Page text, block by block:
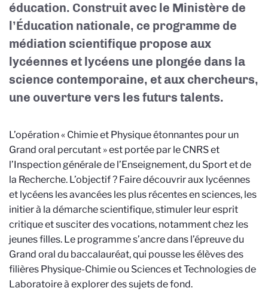
éducation. Construit avec le Ministère de
l’Éducation nationale, ce programme de
médiation scientifique propose aux
lycéennes et lycéens une plongée dans la
science contemporaine, et aux chercheurs,
une ouverture vers les futurs talents.
L’opération « Chimie et Physique étonnantes pour un
Grand oral percutant » est portée par le CNRS et
l’Inspection générale de l’Enseignement, du Sport et de
la Recherche. L’objectif ? Faire découvrir aux lycéennes
et lycéens les avancées les plus récentes en sciences, les
initier à la démarche scientifique, stimuler leur esprit
critique et susciter des vocations, notamment chez les
jeunes filles. Le programme s’ancre dans l’épreuve du
Grand oral du baccalauréat, qui pousse les élèves des
filières Physique-Chimie ou Sciences et Technologies de
Laboratoire à explorer des sujets de fond.